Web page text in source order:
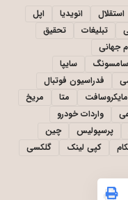
استقلال انویدیا
اپل
تبلیغات
تحقیق
جهانی
سامسونگ
سایپا
فدراسیون فوتبال
مایکروسافت متا
مریخ
واردات خودرو
پرسپولیس
چین
کپی لینک
گلکسی